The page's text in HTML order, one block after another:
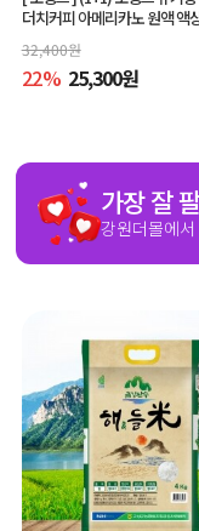
더치커피 아메리카노 원액 액
ml x 2개, 교차 구매 가능)
32,400원
22% 25,300원
가장 잘
강원더몰에